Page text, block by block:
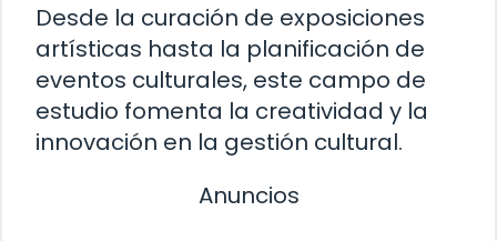
Desde la curación de exposiciones
artísticas hasta la planificación de
eventos culturales, este campo de
estudio fomenta la creatividad y la
innovación en la gestión cultural.
Anuncios